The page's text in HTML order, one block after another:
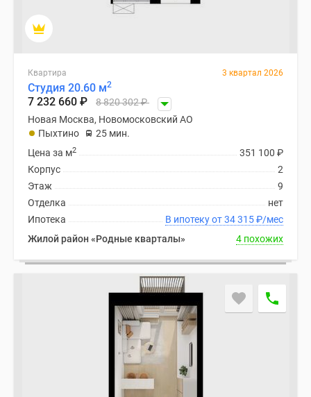
Квартира 3 квартал 2026
Студия 20.60 м2
7 232 660 ₽ 8 820 302₽
Новая Москва, Новомосковский АО
Пыхтино
25 мин.
351 100 ₽
Цена за м2
2
Корпус
9
Этаж
нет
Отделка
В ипотеку от 34 315₽/мес
Ипотека
Жилой район «Родные кварталы»
4 похожих